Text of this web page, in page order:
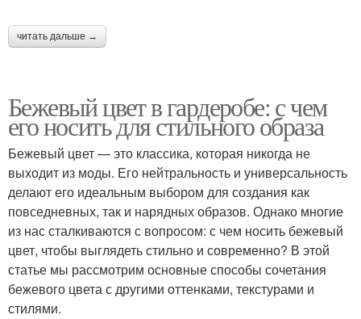
читать дальше →
Бежевый цвет в гардеробе: с чем
его носить для стильного образа
Бежевый цвет — это классика, которая никогда не
выходит из моды. Его нейтральность и универсальность
делают его идеальным выбором для создания как
повседневных, так и нарядных образов. Однако многие
из нас сталкиваются с вопросом: с чем носить бежевый
цвет, чтобы выглядеть стильно и современно? В этой
статье мы рассмотрим основные способы сочетания
бежевого цвета с другими оттенками, текстурами и
стилями.